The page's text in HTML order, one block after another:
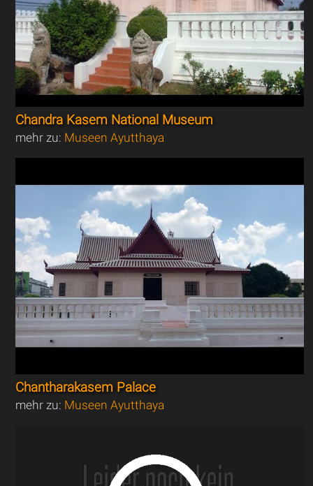
Chandra Kasem National Museum
mehr zu: Museen Ayutthaya
Chantharakasem Palace
mehr zu: Museen Ayutthaya